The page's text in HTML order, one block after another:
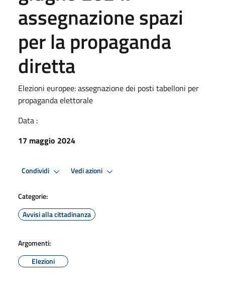
assegnazione spazi
per la propaganda
diretta
Elezioni europee: assegnazione dei posti tabelloni per
propaganda elettorale
Data :
17 maggio 2024
Condividi Vedi azioni
Categorie:
Avvisi alla cittadinanza
Argomenti:
Elezioni